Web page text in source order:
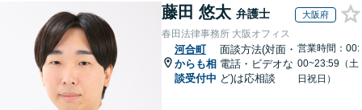
藤田 悠太 弁護士 大阪府
春田法律事務所 大阪オフィス
河合町
からも相
談受付中
面談方法(対面・
電話・ビデオな
ど)は応相談
営業時間：00:
00~23:59（土
日祝日）